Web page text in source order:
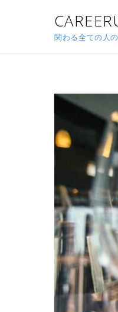
関わる全ての人